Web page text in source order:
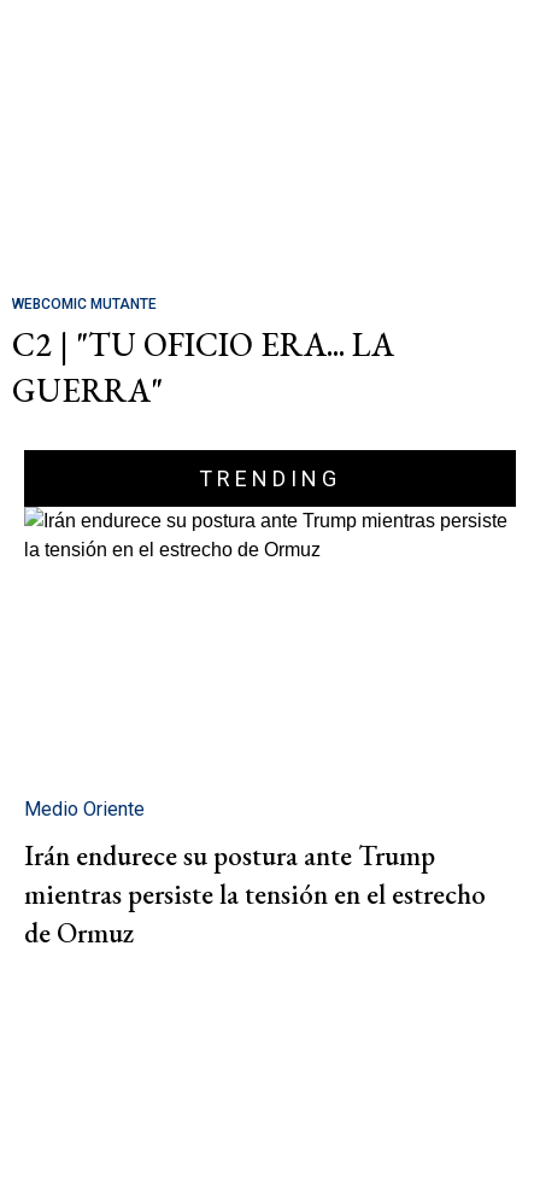
WEBCOMIC MUTANTE
C2 | "TU OFICIO ERA... LA
GUERRA"
TRENDING
Medio Oriente
Irán endurece su postura ante Trump
mientras persiste la tensión en el estrecho
de Ormuz